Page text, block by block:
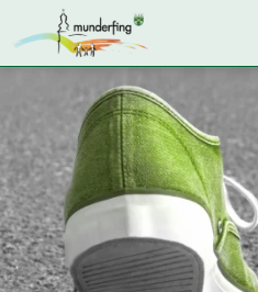
Kontakt
Suche nach:
Home
Kundenservice